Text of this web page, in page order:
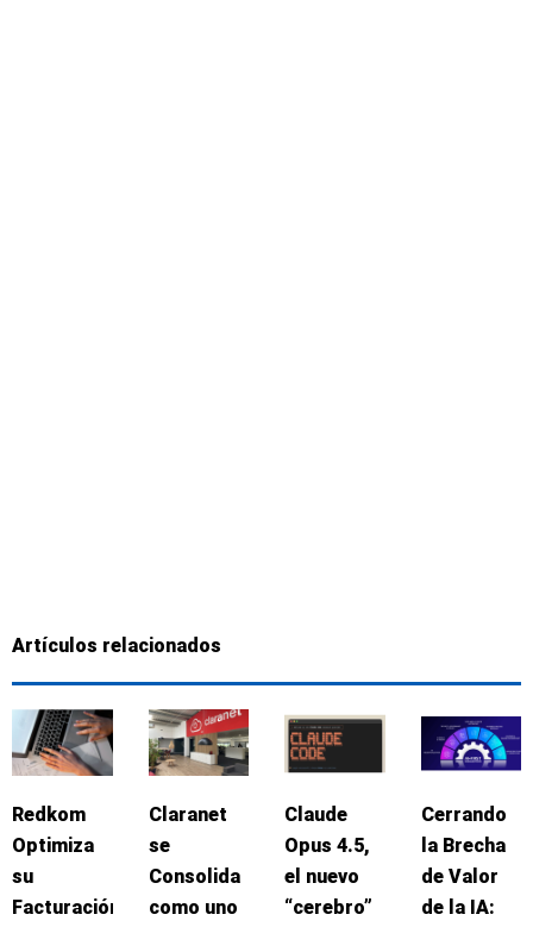
Artículos relacionados
Redkom
Optimiza
su
Facturación
Claranet
se
Consolida
como uno
Claude
Opus 4.5,
el nuevo
“cerebro”
Cerrando
la Brecha
de Valor
de la IA: